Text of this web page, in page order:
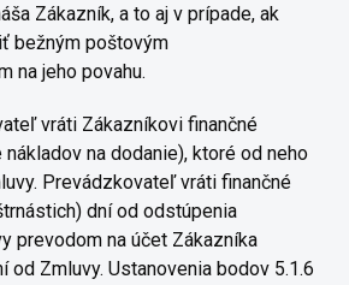
Zákazník, a to aj v prípade, ak
bežným poštovým
na jeho povahu.
vráti Zákazníkovi finančné
nákladov na dodanie), ktoré od neho
Prevádzkovateľ vráti finančné
dní od odstúpenia
prevodom na účet Zákazníka
od Zmluvy. Ustanovenia bodov 5.1.6